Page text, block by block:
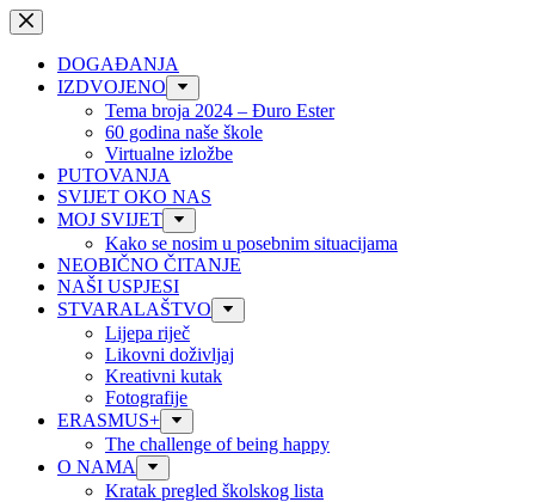
Preskoči
na
sadržajDOGAĐANJA
IZDVOJENO
Tema broja 2024 – Đuro Ester
60 godina naše škole
Virtualne izložbe
PUTOVANJA
SVIJET OKO NAS
MOJ SVIJET
Kako se nosim u posebnim situacijama
NEOBIČNO ČITANJE
NAŠI USPJESI
STVARALAŠTVO
Lijepa riječ
Likovni doživljaj
Kreativni kutak
Fotografije
ERASMUS+
The challenge of being happy
O NAMA
Kratak pregled školskog lista